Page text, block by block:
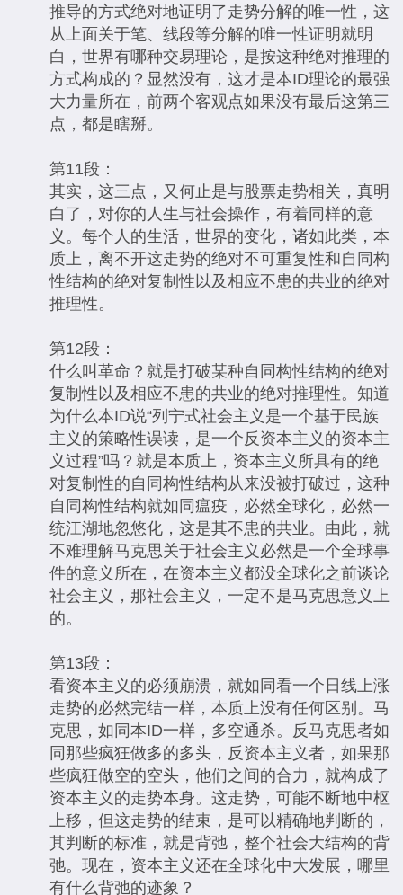
推导的方式绝对地证明了走势分解的唯一性，这
从上面关于笔、线段等分解的唯一性证明就明
白，世界有哪种交易理论，是按这种绝对推理的
方式构成的？显然没有，这才是本ID理论的最强
大力量所在，前两个客观点如果没有最后这第三
点，都是瞎掰。
第11段：
其实，这三点，又何止是与股票走势相关，真明
白了，对你的人生与社会操作，有着同样的意
义。每个人的生活，世界的变化，诸如此类，本
质上，离不开这走势的绝对不可重复性和自同构
性结构的绝对复制性以及相应不患的共业的绝对
推理性。
第12段：
什么叫革命？就是打破某种自同构性结构的绝对
复制性以及相应不患的共业的绝对推理性。知道
为什么本ID说“列宁式社会主义是一个基于民族
主义的策略性误读，是一个反资本主义的资本主
义过程”吗？就是本质上，资本主义所具有的绝
对复制性的自同构性结构从来没被打破过，这种
自同构性结构就如同瘟疫，必然全球化，必然一
统江湖地忽悠化，这是其不患的共业。由此，就
不难理解马克思关于社会主义必然是一个全球事
件的意义所在，在资本主义都没全球化之前谈论
社会主义，那社会主义，一定不是马克思意义上
的。
第13段：
看资本主义的必须崩溃，就如同看一个日线上涨
走势的必然完结一样，本质上没有任何区别。马
克思，如同本ID一样，多空通杀。反马克思者如
同那些疯狂做多的多头，反资本主义者，如果那
些疯狂做空的空头，他们之间的合力，就构成了
资本主义的走势本身。这走势，可能不断地中枢
上移，但这走势的结束，是可以精确地判断的，
其判断的标准，就是背弛，整个社会大结构的背
弛。现在，资本主义还在全球化中大发展，哪里
有什么背弛的迹象？